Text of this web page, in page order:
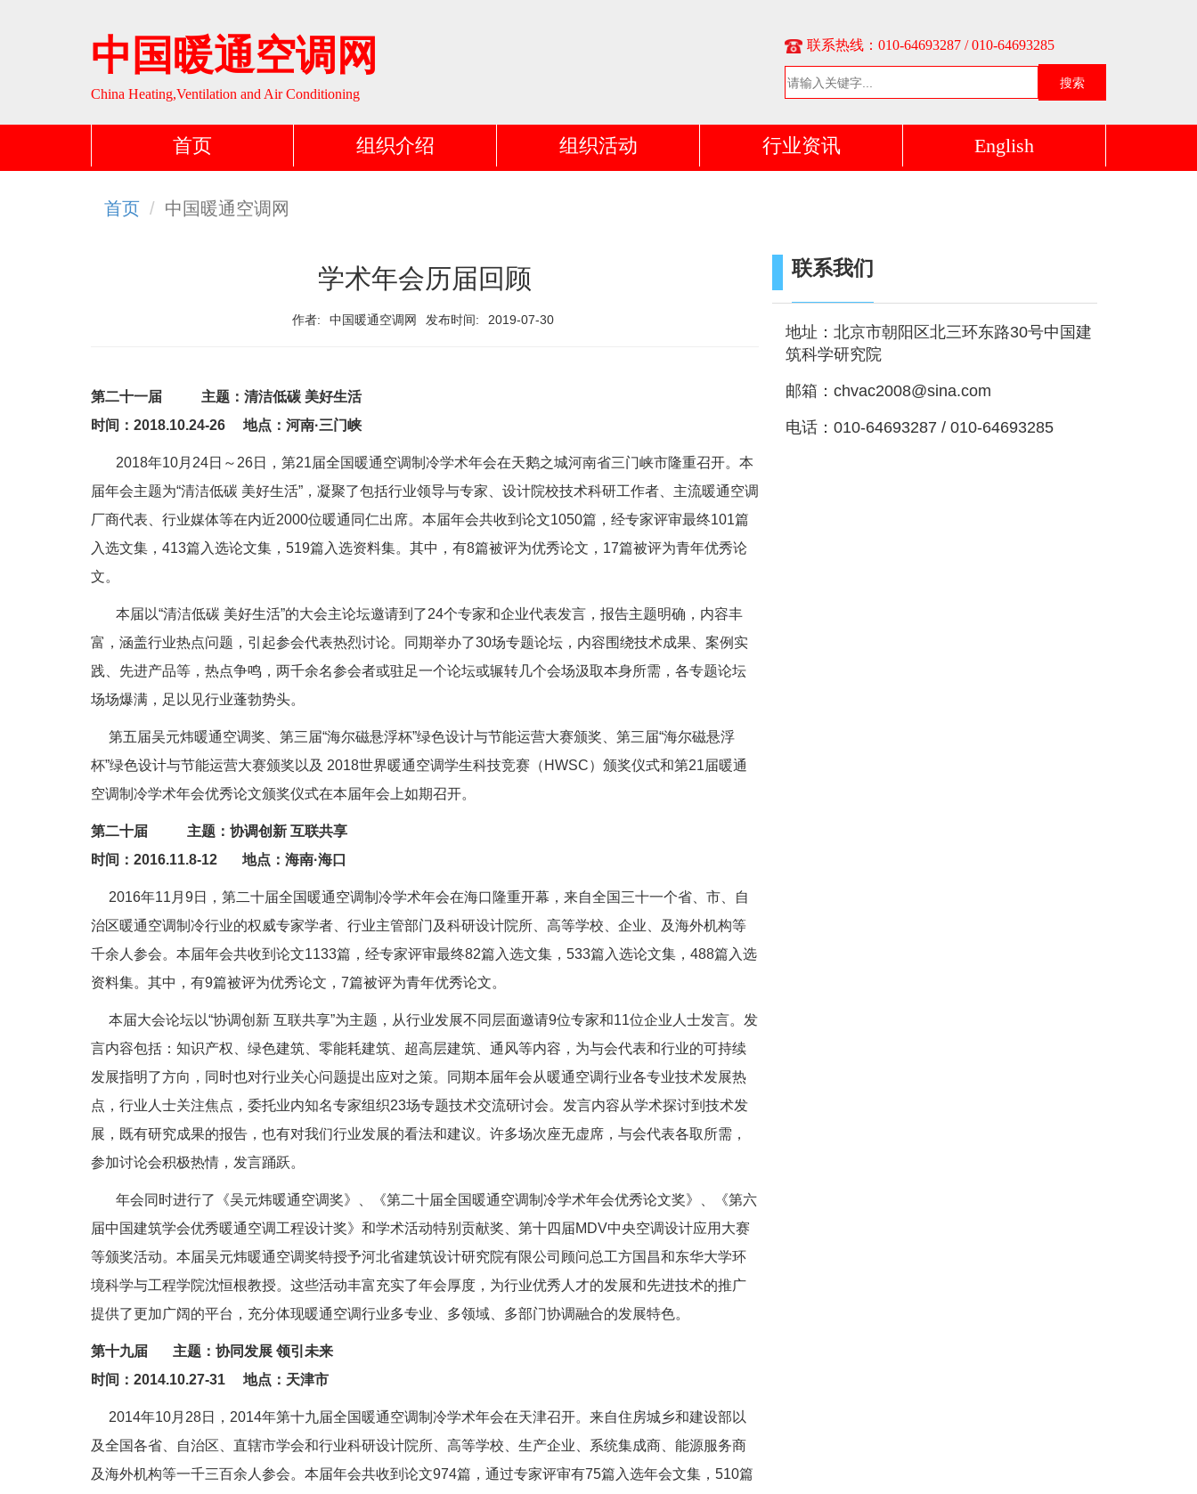
中国暖通空调网
China Heating,Ventilation and Air Conditioning
联系热线：010-64693287 / 010-64693285
搜索
首页 组织介绍 组织活动 行业资讯 English
首页 中国暖通空调网
学术年会历届回顾
作者: 中国暖通空调网 发布时间: 2019-07-30
第二十一届 主题：清洁低碳 美好生活
时间：2018.10.24-26 地点：河南·三门峡
2018年10月24日～26日，第21届全国暖通空调制冷学术年会在天鹅之城河南省三门峡市隆重召开。本
届年会主题为“清洁低碳 美好生活”，凝聚了包括行业领导与专家、设计院校技术科研工作者、主流暖通空调
厂商代表、行业媒体等在内近2000位暖通同仁出席。本届年会共收到论文1050篇，经专家评审最终101篇
入选文集，413篇入选论文集，519篇入选资料集。其中，有8篇被评为优秀论文，17篇被评为青年优秀论
文。
本届以“清洁低碳 美好生活”的大会主论坛邀请到了24个专家和企业代表发言，报告主题明确，内容丰
富，涵盖行业热点问题，引起参会代表热烈讨论。同期举办了30场专题论坛，内容围绕技术成果、案例实
践、先进产品等，热点争鸣，两千余名参会者或驻足一个论坛或辗转几个会场汲取本身所需，各专题论坛
场场爆满，足以见行业蓬勃势头。
第五届吴元炜暖通空调奖、第三届“海尔磁悬浮杯”绿色设计与节能运营大赛颁奖、第三届“海尔磁悬浮
杯”绿色设计与节能运营大赛颁奖以及 2018世界暖通空调学生科技竞赛（HWSC）颁奖仪式和第21届暖通
空调制冷学术年会优秀论文颁奖仪式在本届年会上如期召开。
第二十届 主题：协调创新 互联共享
时间：2016.11.8-12 地点：海南·海口
2016年11月9日，第二十届全国暖通空调制冷学术年会在海口隆重开幕，来自全国三十一个省、市、自
治区暖通空调制冷行业的权威专家学者、行业主管部门及科研设计院所、高等学校、企业、及海外机构等
千余人参会。本届年会共收到论文1133篇，经专家评审最终82篇入选文集，533篇入选论文集，488篇入选
资料集。其中，有9篇被评为优秀论文，7篇被评为青年优秀论文。
本届大会论坛以“协调创新 互联共享”为主题，从行业发展不同层面邀请9位专家和11位企业人士发言。发
言内容包括：知识产权、绿色建筑、零能耗建筑、超高层建筑、通风等内容，为与会代表和行业的可持续
发展指明了方向，同时也对行业关心问题提出应对之策。同期本届年会从暖通空调行业各专业技术发展热
点，行业人士关注焦点，委托业内知名专家组织23场专题技术交流研讨会。发言内容从学术探讨到技术发
展，既有研究成果的报告，也有对我们行业发展的看法和建议。许多场次座无虚席，与会代表各取所需，
参加讨论会积极热情，发言踊跃。
年会同时进行了《吴元炜暖通空调奖》、《第二十届全国暖通空调制冷学术年会优秀论文奖》、《第六
届中国建筑学会优秀暖通空调工程设计奖》和学术活动特别贡献奖、第十四届MDV中央空调设计应用大赛
等颁奖活动。本届吴元炜暖通空调奖特授予河北省建筑设计研究院有限公司顾问总工方国昌和东华大学环
境科学与工程学院沈恒根教授。这些活动丰富充实了年会厚度，为行业优秀人才的发展和先进技术的推广
提供了更加广阔的平台，充分体现暖通空调行业多专业、多领域、多部门协调融合的发展特色。
第十九届 主题：协同发展 领引未来
时间：2014.10.27-31 地点：天津市
2014年10月28日，2014年第十九届全国暖通空调制冷学术年会在天津召开。来自住房城乡和建设部以
及全国各省、自治区、直辖市学会和行业科研设计院所、高等学校、生产企业、系统集成商、能源服务商
及海外机构等一千三百余人参会。本届年会共收到论文974篇，通过专家评审有75篇入选年会文集，510篇
联系我们
地址：北京市朝阳区北三环东路30号中国建
筑科学研究院
邮箱：chvac2008@sina.com
电话：010-64693287 / 010-64693285